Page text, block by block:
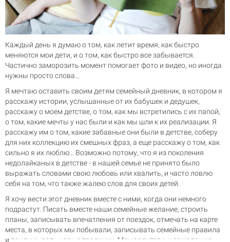
Каждый день я думаю о том, как летит время, как быстро
меняются мои дети, и о том, как быстро все забывается.
Частично заморозить момент помогает фото и видео, но иногда
нужны просто слова...
Я мечтаю оставить своим детям семейный дневник, в котором я
расскажу истории, услышанные от их бабушек и дедушек,
расскажу о моем детстве, о том, как мы встретились с их папой,
о том, какие мечты у нас были и как мы шли к их реализации. Я
расскажу им о том, какие забавные они были в детстве, соберу
для них коллекцию их смешных фраз, а еще расскажу о том, как
сильно я их люблю... Возможно потому, что я из поколения
недолайканых в детстве - в нашей семье не принято было
выражать словами свою любовь или хвалить, и часто ловлю
себя на том, что также жалею слов для своих детей.
Я хочу вести этот дневник вместе с ними, когда они немного
подрастут. Писать вместе наши семейные желание, строить
планы, записывать впечатления от поездок, отмечать на карте
места, в которых мы побывали, записывать семейные правила
и придумывать новые традиции. Мои родители, к сожалению,